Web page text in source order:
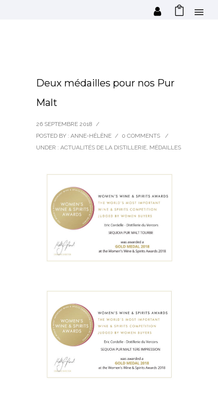
Deux médailles pour nos Pur
Malt
26 SEPTEMBRE 2018 /
POSTED BY : ANNE-HÉLÈNE / 0 COMMENTS
/
UNDER : ACTUALITÉS DE LA DISTILLERIE, MÉDAILLES